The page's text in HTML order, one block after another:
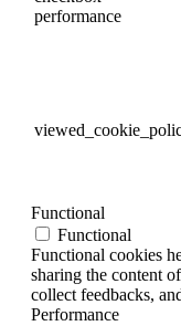
performance
Functional
Functional
Functional cookies
sharing the content
collect feedbacks,
Performance